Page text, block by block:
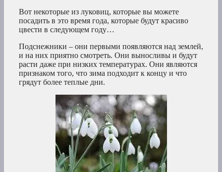
Вот некоторые из луковиц, которые вы можете
посадить в это время года, которые будут красиво
цвести в следующем году…
Подснежники – они первыми появляются над землей,
и на них приятно смотреть. Они выносливы и будут
расти даже при низких температурах. Они являются
признаком того, что зима подходит к концу и что
грядут более теплые дни.